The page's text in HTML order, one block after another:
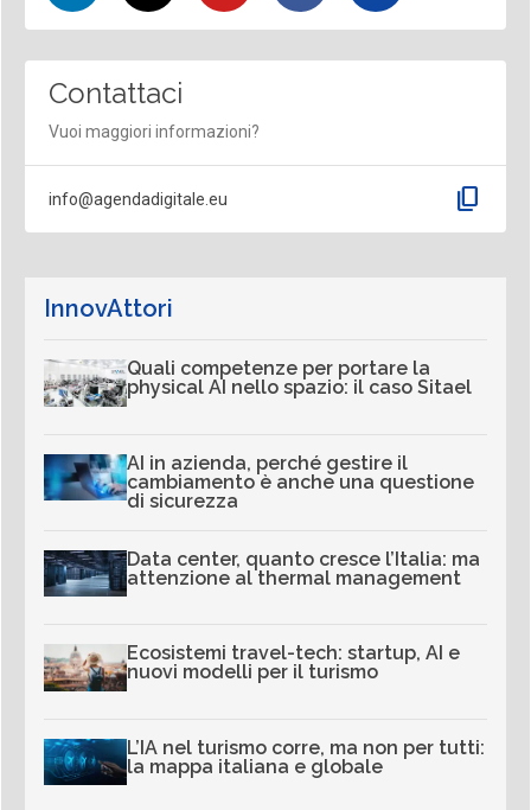
Contattaci
Vuoi maggiori informazioni?
info@agendadigitale.eu content_copy
InnovAttori
Quali competenze per portare la
physical AI nello spazio: il caso Sitael
AI in azienda, perché gestire il
cambiamento è anche una questione
di sicurezza
Data center, quanto cresce l’Italia: ma
attenzione al thermal management
Ecosistemi travel-tech: startup, AI e
nuovi modelli per il turismo
L’IA nel turismo corre, ma non per tutti:
la mappa italiana e globale